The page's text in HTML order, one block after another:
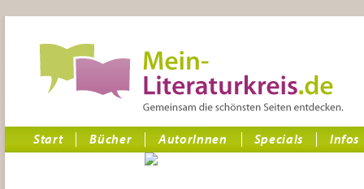
Start Bücher AutorInnen Specials Infos